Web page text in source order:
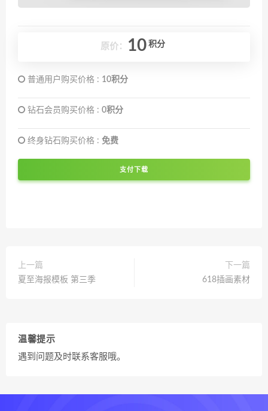
原价： 10 积分
普通用户购买价格 : 10积分
钻石会员购买价格 : 0积分
终身钻石购买价格 : 免费
支付下载
上一篇
夏至海报模板 第三季
下一篇
618插画素材
温馨提示
遇到问题及时联系客服哦。